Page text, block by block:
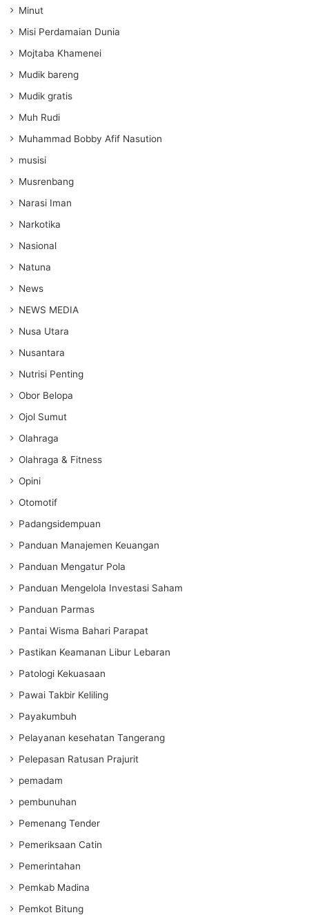
Minut
Misi Perdamaian Dunia
Mojtaba Khamenei
Mudik bareng
Mudik gratis
Muh Rudi
Muhammad Bobby Afif Nasution
musisi
Musrenbang
Narasi Iman
Narkotika
Nasional
Natuna
News
NEWS MEDIA
Nusa Utara
Nusantara
Nutrisi Penting
Obor Belopa
Ojol Sumut
Olahraga
Olahraga & Fitness
Opini
Otomotif
Padangsidempuan
Panduan Manajemen Keuangan
Panduan Mengatur Pola
Panduan Mengelola Investasi Saham
Panduan Parmas
Pantai Wisma Bahari Parapat
Pastikan Keamanan Libur Lebaran
Patologi Kekuasaan
Pawai Takbir Keliling
Payakumbuh
Pelayanan kesehatan Tangerang
Pelepasan Ratusan Prajurit
pemadam
pembunuhan
Pemenang Tender
Pemeriksaan Catin
Pemerintahan
Pemkab Madina
Pemkot Bitung